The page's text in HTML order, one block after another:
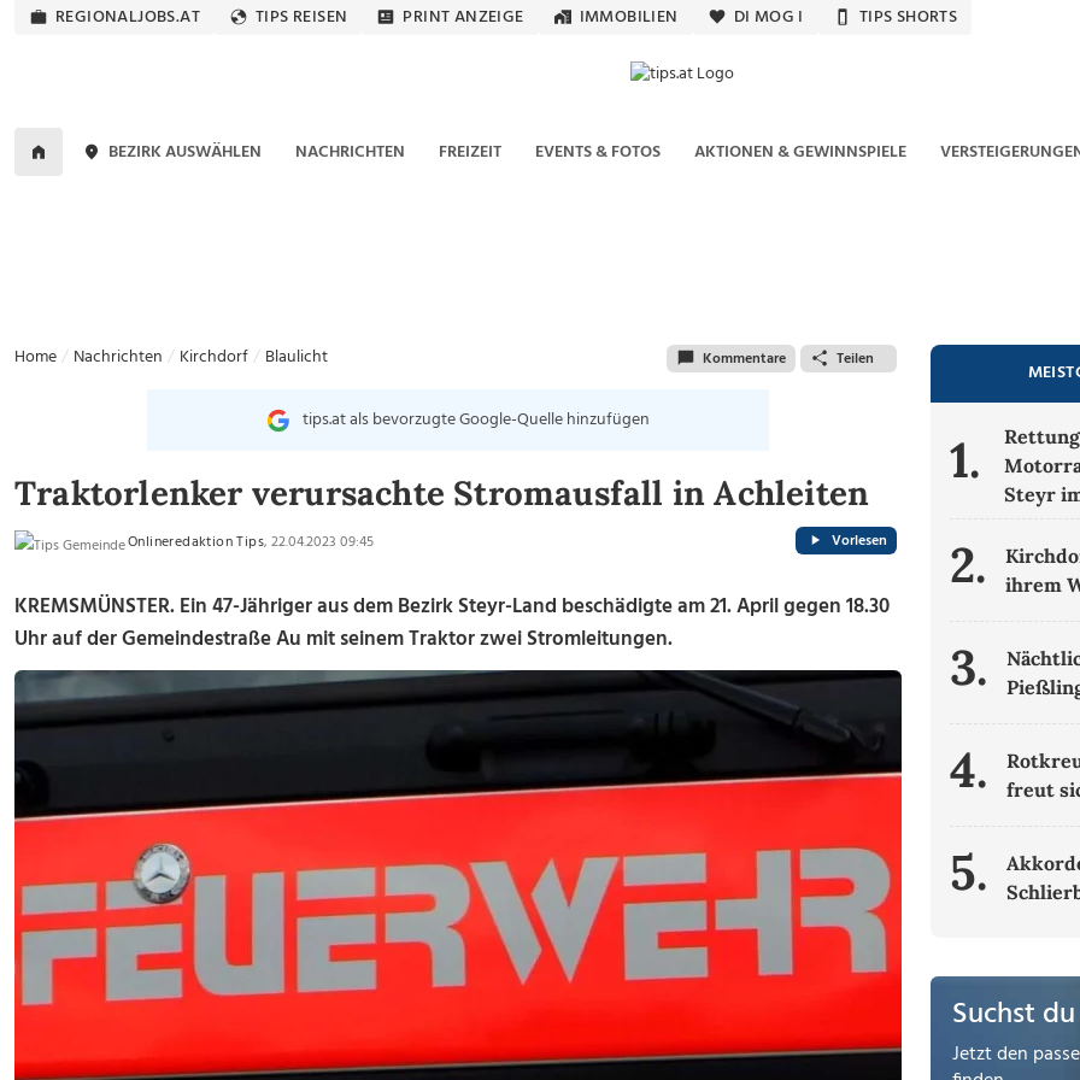
REGIONALJOBS.AT TIPS REISEN PRINT ANZEIGE IMMOBILIEN DI MOG I TIPS SHORTS
BEZIRK AUSWÄHLEN NACHRICHTEN FREIZEIT EVENTS & FOTOS AKTIONEN & GEWINNSPIELE
Home Nachrichten Kirchdorf Blaulicht Kommentare Teilen
tips.at als bevorzugte Google-Quelle hinzufügen
Traktorlenker verursachte Stromausfall in Achleiten
Onlineredaktion Tips, 22.04.2023 09:45 Vorlesen
KREMSMÜNSTER. Ein 47-Jähriger aus dem Bezirk Steyr-Land beschädigte am 21. April gegen 18.30
Uhr auf der Gemeindestraße Au mit seinem Traktor zwei Stromleitungen.
1.
Steyr
2.
ihrem
3.
4.
freut
5.
Suchst
Jetzt den